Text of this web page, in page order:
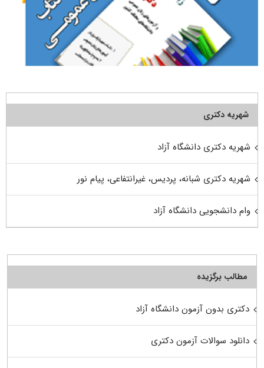
شهریه دکتری
شهریه دکتری دانشگاه آزاد
شهریه دکتری شبانه، پردیس، غیرانتفاعی، پیام نور
وام دانشجویی دانشگاه آزاد
مطالب برگزیده
دکتری بدون آزمون دانشگاه آزاد
دانلود سوالات آزمون دکتری